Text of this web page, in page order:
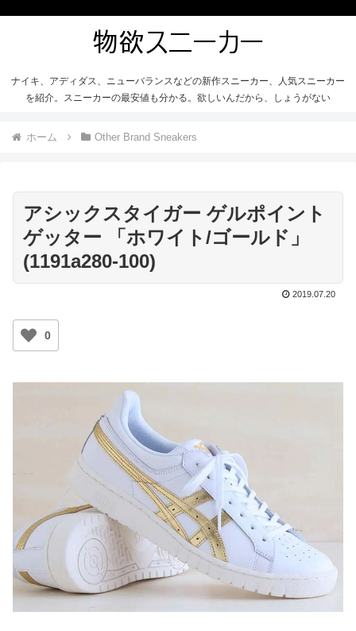
ナイキ、アディダス、ニューバランスなどの新作スニーカー、人気スニーカー
を紹介。スニーカーの最安値も分かる。欲しいんだから、しょうがない
ホーム Other Brand Sneakers
アシックスタイガー ゲルポイント
ゲッター 「ホワイト/ゴールド」
(1191a280-100)
2019.07.20
0